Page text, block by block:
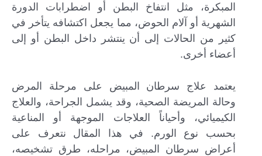
المبكرة، مثل انتفاخ البطن أو اضطرابات الدورة
الشهرية أو آلام الحوض، مما يجعل اكتشافه يتأخر في
كثير من الحالات إلى أن ينتشر داخل البطن أو إلى
أعضاء أخرى.
يعتمد علاج سرطان المبيض على مرحلة المرض
وحالة المريضة الصحية، وقد يشمل الجراحة، والعلاج
الكيميائي، وأحياناً العلاجات الموجهة أو المناعية
بحسب نوع الورم. في هذا المقال نتعرف على
أعراض سرطان المبيض، مراحله، طرق تشخيصه،
إرسال...